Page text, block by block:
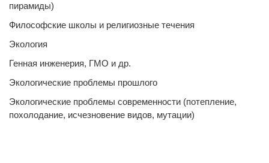
пирамиды)
Философские школы и религиозные течения
Экология
Генная инженерия, ГМО и др.
Экологические проблемы прошлого
Экологические проблемы современности (потепление,
похолодание, исчезновение видов, мутации)